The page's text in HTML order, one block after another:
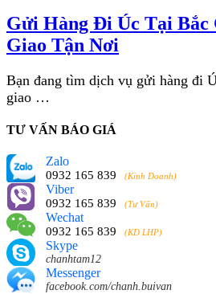
Gửi Hàng Đi Úc Tại Bắc
Giao Tận Nơi
Bạn đang tìm dịch vụ gửi hàng đi
giao …
TƯ VẤN BÁO GIÁ
Zalo
0932 165 839 (Kinh Doanh)
Viber
0932 165 839 (Tư Vấn)
Wechat
0932 165 839 (KD LHP)
Skype
chanhtam12
Messenger
facebook.com/chanh.buivan